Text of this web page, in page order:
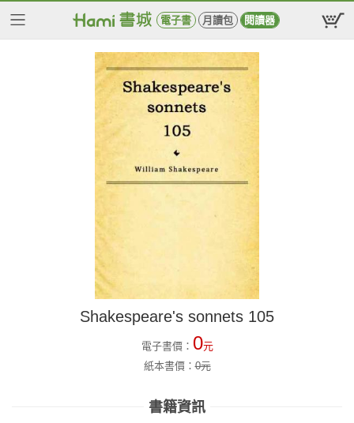
電子書 月讀包 閱讀器
Shakespeare's sonnets 105
電子書價： 0元
紙本書價：0元
書籍資訊